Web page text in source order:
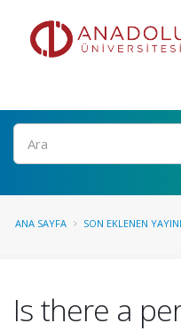
Ara
ANA SAYFA SON EKLENEN
Is there a